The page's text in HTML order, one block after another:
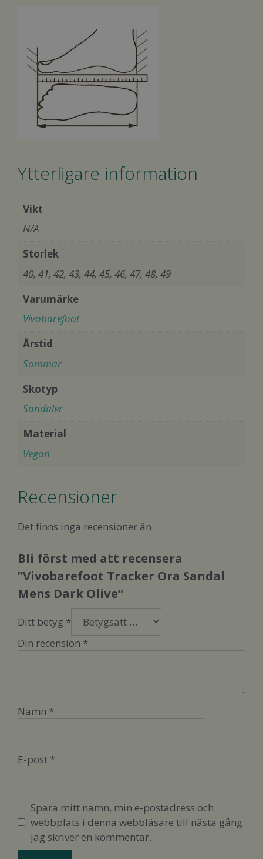
Ytterligare information
Vikt
N/A
Storlek
40, 41, 42, 43, 44, 45, 46, 47, 48, 49
Varumärke
Vivobarefoot
Årstid
Sommar
Skotyp
Sandaler
Material
Vegan
Recensioner
Det finns inga recensioner än.
Bli först med att recensera
”Vivobarefoot Tracker Ora Sandal
Mens Dark Olive”
Ditt betyg *
Din recension *
Namn *
E-post *
Spara mitt namn, min e-postadress och
webbplats i denna webbläsare till nästa gång
jag skriver en kommentar.